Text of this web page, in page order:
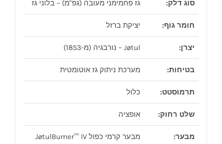
סוג דלק: גז פחמימני מעובה (גפ"מ) – בלוני גז
חומר גוף: יציקת ברזל
יצרן: Jøtul – נורבגיה (מ-1853)
בטיחות: מערכת ניתוק גז אוטומטית
תרמוסטט: כלול
שלט רחוק: אופציה
מבער: מבער קרמי כפול JøtulBurner™ IV